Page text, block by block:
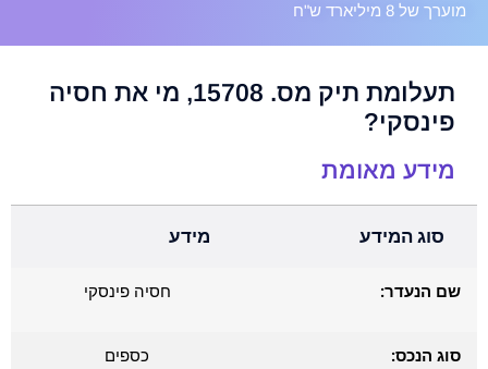
מוערך של 8 מיליארד ש"ח
תעלומת תיק מס. 15708, מי את חסיה
פינסקי?
מידע מאומת
סוג המידע מידע
שם הנעדר: חסיה פינסקי
סוג הנכס: כספים